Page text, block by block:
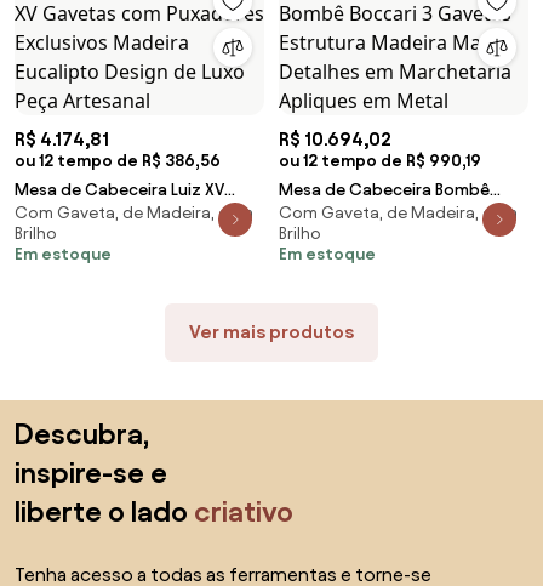
R$ 4.174,81
ou 12 tempo de R$ 386,56
Mesa de Cabeceira Luiz XV
Gavetas com Puxadores
Exclusivos Madeira Eucalipto
Design de Luxo Peça Artesanal
Com Gaveta, de Madeira, com
Brilho
Em estoque
R$ 10.694,02
ou 12 tempo de R$ 990,19
Mesa de Cabeceira Bombê
Boccari 3 Gavetas Estrutura
Madeira Maciça Detalhes em
Marchetaria Apliques em Metal
Com Gaveta, de Madeira, com
Brilho
Em estoque
Ver mais produtos
Descubra,
inspire-se e
liberte o lado criativo
Tenha acesso a todas as ferramentas e torne-se